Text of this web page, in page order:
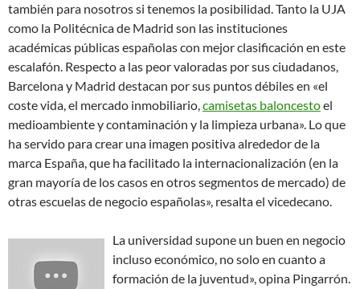
también para nosotros si tenemos la posibilidad. Tanto la UJA
como la Politécnica de Madrid son las instituciones
académicas públicas españolas con mejor clasificación en este
escalafón. Respecto a las peor valoradas por sus ciudadanos,
Barcelona y Madrid destacan por sus puntos débiles en «el
coste vida, el mercado inmobiliario,camisetas baloncestoel
medioambiente y contaminación y la limpieza urbana». Lo que
ha servido para crear una imagen positiva alrededor de la
marca España, que ha facilitado la internacionalización (en la
gran mayoría de los casos en otros segmentos de mercado) de
otras escuelas de negocio españolas», resalta el vicedecano.
La universidad supone un buen en negocio
incluso económico, no solo en cuanto a
formación de la juventud», opina Pingarrón.